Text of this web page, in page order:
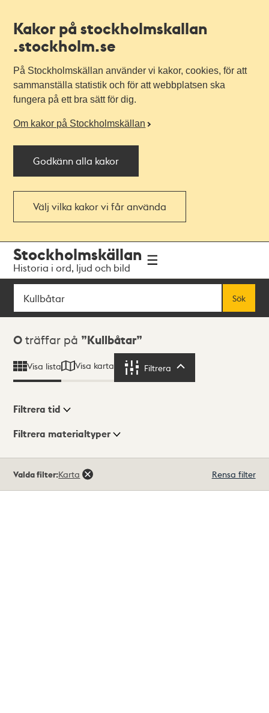
Kakor på stockholmskallan
.stockholm.se
På Stockholmskällan använder vi kakor, cookies, för att
sammanställa statistik och för att webbplatsen ska
fungera på ett bra sätt för dig.
Om kakor på Stockholmskällan
Godkänn alla kakor
Välj vilka kakor vi får använda
navigationen
huvudinnehållet
Stockholmskällan
Historia i ord, ljud och bild
Sök
Sök
Sökresultat
0 träffar på Kullbåtar
Visa lista Visa karta Filtrera
Visningsläge
Filtrera tid
Filtrera materialtyper
träffar
Valda filter:Karta Rensa filter